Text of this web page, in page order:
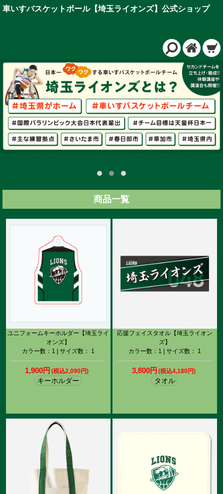
車いすバスケットボール【埼玉ライオンズ】公式ショップ
商品一覧
ユニフォームキーホルダー【埼玉ライ
オンズ】
カラー数：1 | サイズ数： 1
1,900円 (税込2,090円)
キーホルダー
応援フェイスタオル【埼玉ライオン
ズ】
カラー数：1 | サイズ数： 1
3,800円 (税込4,180円)
タオル